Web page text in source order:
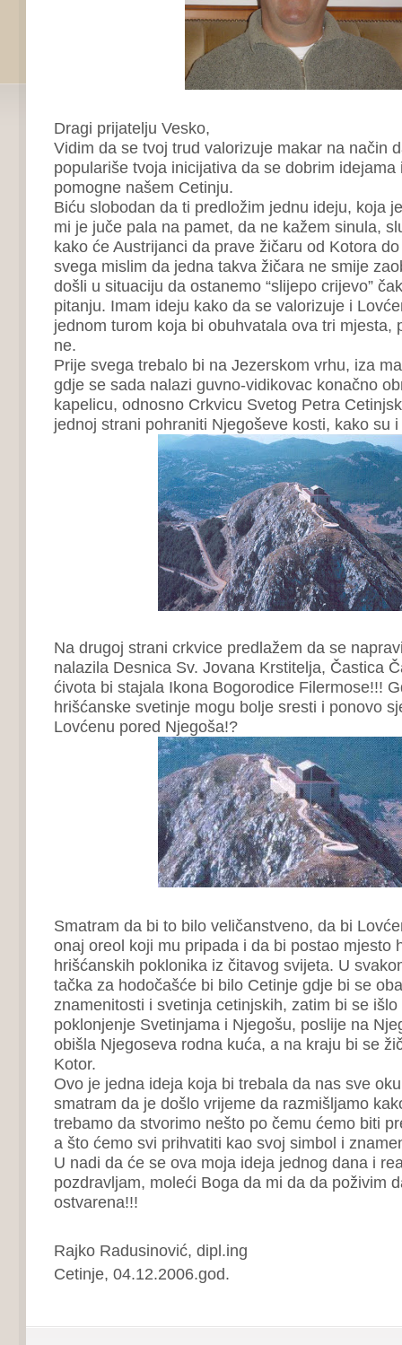
Dragi prijatelju Vesko,
Vidim da se tvoj trud valorizuje makar na način
populariše tvoja inicijativa da se dobrim idejama
pomogne našem Cetinju.
Biću slobodan da ti predložim jednu ideju, koja
mi je juče pala na pamet, da ne kažem sinula,
kako će Austrijanci da prave žičaru od Kotora
svega mislim da jedna takva žičara ne smije
došli u situaciju da ostanemo “slijepo crijevo”
pitanju. Imam ideju kako da se valorizuje i
jednom turom koja bi obuhvatala ova tri mjesta,
ne.
Prije svega trebalo bi na Jezerskom vrhu, iza
gdje se sada nalazi guvno-vidikovac konačno
kapelicu, odnosno Crkvicu Svetog Petra
jednoj strani pohraniti Njegoševe kosti, kako su
Na drugoj strani crkvice predlažem da se
nalazila Desnica Sv. Jovana Krstitelja, Častica
ćivota bi stajala Ikona Bogorodice Filermose!!!
hrišćanske svetinje mogu bolje sresti i ponovo
Lovćenu pored Njegoša!?
Smatram da bi to bilo veličanstveno, da bi
onaj oreol koji mu pripada i da bi postao mjesto
hrišćanskih poklonika iz čitavog svijeta. U
tačka za hodočašće bi bilo Cetinje gdje bi se
znamenitosti i svetinja cetinjskih, zatim bi se
poklonjenje Svetinjama i Njegošu, poslije na
obišla Njegoseva rodna kuća, a na kraju bi se
Kotor.
Ovo je jedna ideja koja bi trebala da nas sve
smatram da je došlo vrijeme da razmišljamo
trebamo da stvorimo nešto po čemu ćemo biti
a što ćemo svi prihvatiti kao svoj simbol i
U nadi da će se ova moja ideja jednog dana i
pozdravljam, moleći Boga da mi da da poživim
ostvarena!!!
Rajko Radusinović, dipl.ing
Cetinje, 04.12.2006.god.